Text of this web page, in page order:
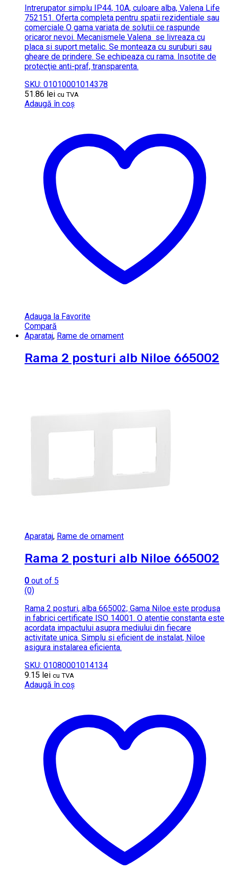
Intrerupator simplu IP44, 10A, culoare alba, Valena Life
752151. Oferta completa pentru spatii rezidentiale sau
comerciale O gama variata de solutii ce raspunde
oricaror nevoi. Mecanismele Valena se livreaza cu
placa si suport metalic. Se monteaza cu suruburi sau
gheare de prindere. Se echipeaza cu rama. Insotite de
protecţie anti-praf, transparenta.
SKU: 01010001014378
51.86 lei cu TVA
Adaugă în coș
Adauga la Favorite
Compară
Aparataj, Rame de ornament
Rama 2 posturi alb Niloe 665002
Aparataj, Rame de ornament
Rama 2 posturi alb Niloe 665002
0 out of 5
(0)
Rama 2 posturi, alba 665002; Gama Niloe este produsa
in fabrici certificate ISO 14001. O atentie constanta este
acordata impactului asupra mediului din fiecare
activitate unica. Simplu si eficient de instalat, Niloe
asigura instalarea eficienta.
SKU: 01080001014134
9.15 lei cu TVA
Adaugă în coș